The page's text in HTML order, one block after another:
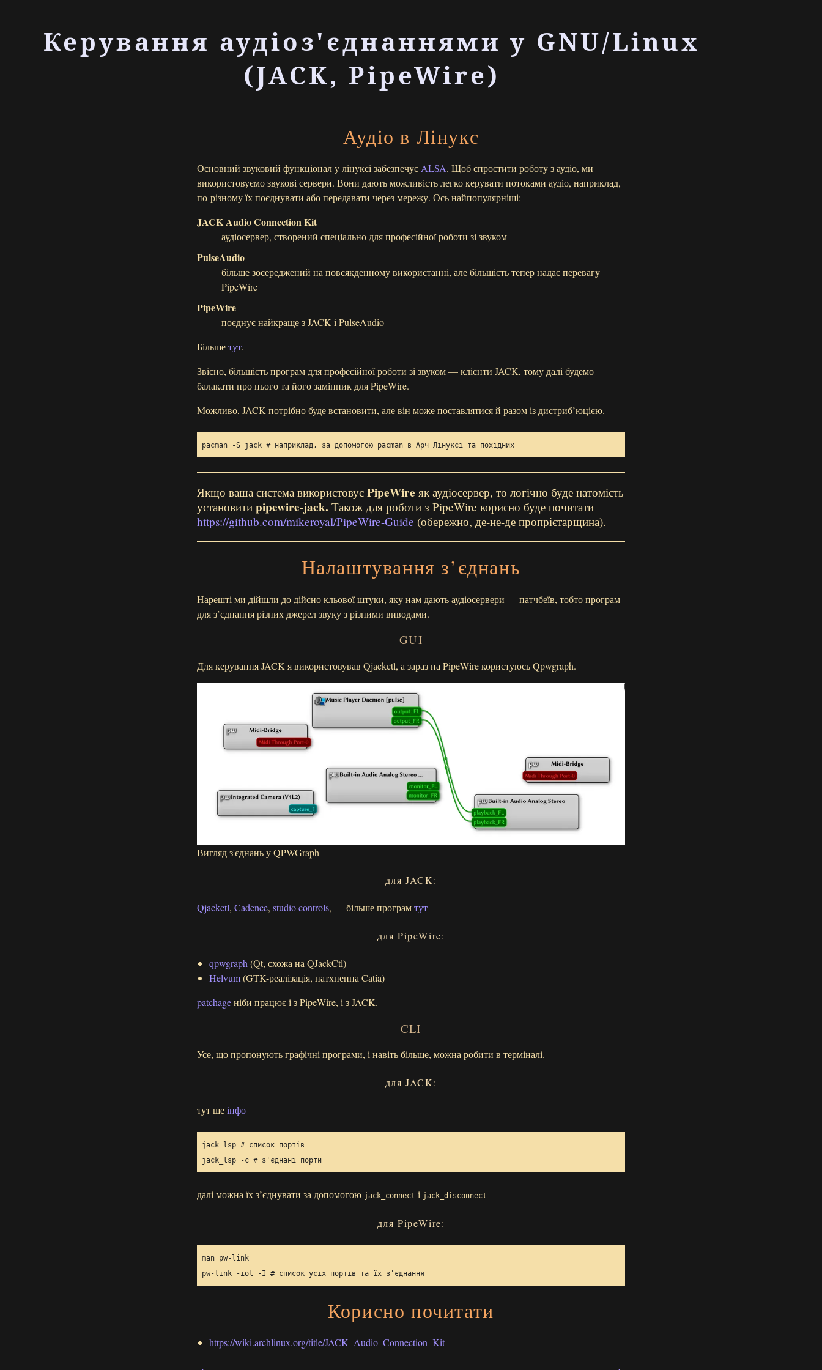
Керування аудіоз'єднаннями у GNU/Linux
(JACK, PipeWire)
Аудіо в Лінукс
Основний звуковий функціонал у лінуксі забезпечує ALSA. Щоб спростити роботу з аудіо, ми
використовуємо звукові сервери. Вони дають можливість легко керувати потоками аудіо, наприклад,
по-різному їх поєднувати або передавати через мережу. Ось найпопулярніші:
JACK Audio Connection Kit
аудіосервер, створений спеціально для професійної роботи зі звуком
PulseAudio
більше зосереджений на повсякденному використанні, але більшість тепер надає перевагу
PipeWire
PipeWire
поєднує найкраще з JACK і PulseAudio
Більшетут.
Звісно, більшість програм для професійної роботи зі звуком — клієнти JACK, тому далі будемо
балакати про нього та його замінник для PipeWire.
Можливо, JACK потрібно буде встановити, але він може поставлятися й разом із дистриб’юцією.
pacman -S jack # наприклад, за допомогою pacman в Арч Лінуксі та похідних
Якщо ваша система використовує PipeWire як аудіосервер, то логічно буде натомість
установити pipewire-jack. Також для роботи з PipeWire корисно буде почитати
https://github.com/mikeroyal/PipeWire-Guide (обережно, де-не-де пропрієтарщина).
Налаштування з’єднань
Нарешті ми дійшли до дійсно кльової штуки, яку нам дають аудіосервери — патчбеїв, тобто програм
для з’єднання різних джерел звуку з різними виводами.
GUI
Для керування JACK я використовував Qjackctl, а зараз на PipeWire користуюсь Qpwgraph.
Вигляд з'єднань у QPWGraph
для JACK:
Qjackctl, Cadence, studio controls, — більше програмтут
для PipeWire:
qpwgraph (Qt, схожа на QJackCtl)
Helvum(GTK-реалізація, натхненна Catia)
patchageніби працює і з PipeWire, і з JACK.
CLI
Усе, що пропонують графічні програми, і навіть більше, можна робити в терміналі.
для JACK:
тут шеінфо
jack_lsp # список портів
jack_lsp -c # з'єднані порти
далі можна їх з’єднувати за допомогою jack_connect і jack_disconnect
для PipeWire:
pw-link -iol -I # список усіх портів та їх з'єднання
Корисно почитати
https://wiki.archlinux.org/title/JACK_Audio_Connection_Kit